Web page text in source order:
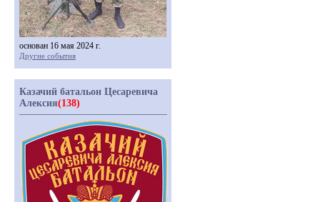
основан 16 мая 2024 г.
Другие события
Казачий батальон Цесаревича
Алексия(138)